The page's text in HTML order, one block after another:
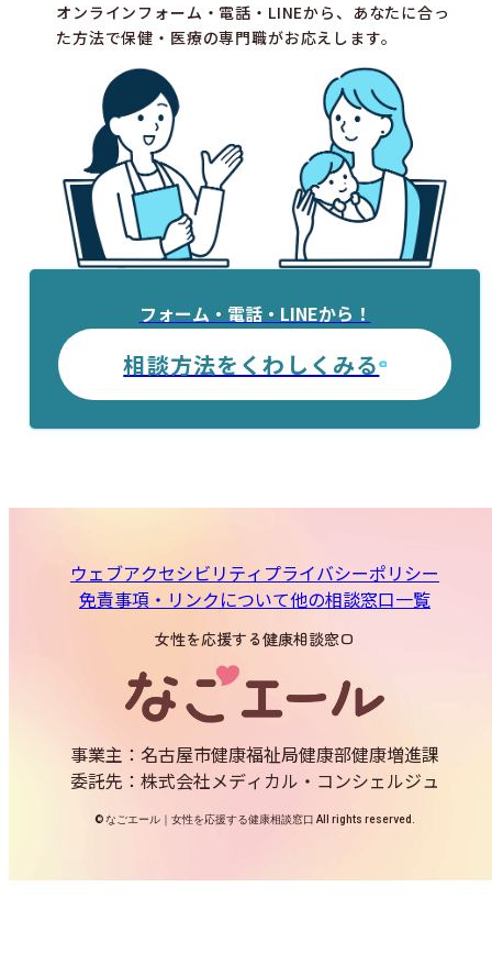
オンラインフォーム・電話・LINEから、あなたに合っ
た方法で保健・医療の専門職がお応えします。
フォーム・電話・LINEから！
相談方法をくわしくみる
ウェブアクセシビリティ プライバシーポリシー
免責事項・リンクについて他の相談窓口一覧
女性を応援する健康相談窓口
事業主：名古屋市健康福祉局健康部健康増進課
委託先：株式会社メディカル・コンシェルジュ
© なごエール｜女性を応援する健康相談窓口 All rights reserved.